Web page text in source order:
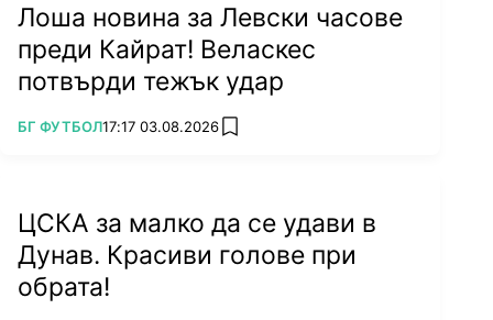
Лоша новина за Левски часове
преди Кайрат! Веласкес
потвърди тежък удар
ПОВЕЧЕ ОТ
БГ ФУТБОЛ17:17 03.08.2026 add favorites
ЦСКА за малко да се удави в
Дунав. Красиви голове при
обрата!